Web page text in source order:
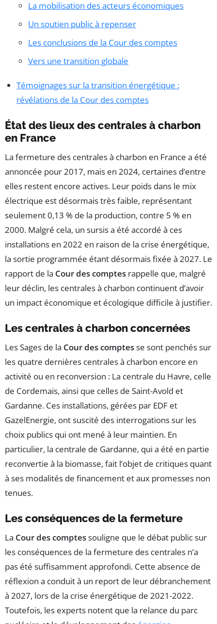
La mobilisation des acteurs économiques
Un soutien public à repenser
Les conclusions de la Cour des comptes
Vers une transition globale
Témoignages sur la transition énergétique :
révélations de la Cour des comptes
État des lieux des centrales à charbon
en France
La fermeture des centrales à charbon en France a été
annoncée pour 2017, mais en 2024, certaines d’entre
elles restent encore actives. Leur poids dans le mix
électrique est désormais très faible, représentant
seulement 0,13 % de la production, contre 5 % en
2000. Malgré cela, un sursis a été accordé à ces
installations en 2022 en raison de la crise énergétique,
la sortie programmée étant désormais fixée à 2027. Le
rapport de la Cour des comptes rappelle que, malgré
leur déclin, les centrales à charbon continuent d’avoir
un impact économique et écologique difficile à justifier.
Les centrales à charbon concernées
Les Sages de la Cour des comptesse sont penchés sur
les quatre dernières centrales à charbon encore en
activité ou en reconversion : La centrale du Havre, celle
de Cordemais, ainsi que celles de Saint-Avold et
Gardanne. Ces installations, gérées par EDF et
GazelEnergie, ont suscité des interrogations sur les
choix publics qui ont mené à leur maintien. En
particulier, la centrale de Gardanne, qui a été en partie
reconvertie à la biomasse, fait l’objet de critiques quant
à ses modalités de financement et aux promesses non
tenues.
Les conséquences de la fermeture
La Cour des comptessouligne que le débat public sur
les conséquences de la fermeture des centrales n’a
pas été suffisamment approfondi. Cette absence de
réflexion a conduit à un report de leur débranchement
à 2027, lors de la crise énergétique de 2021-2022.
Toutefois, les experts notent que la relance du parc